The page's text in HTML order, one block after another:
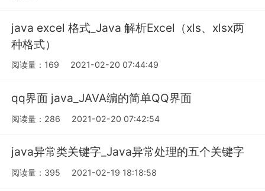
java excel 格式_Java 解析Excel（xls、xlsx两
种格式）
阅读量：169 2021-02-20 07:44:49
qq界面 java_JAVA编的简单QQ界面
阅读量：286 2021-02-20 07:42:54
java异常类关键字_Java异常处理的五个关键字
阅读量：395 2021-02-19 18:18:58